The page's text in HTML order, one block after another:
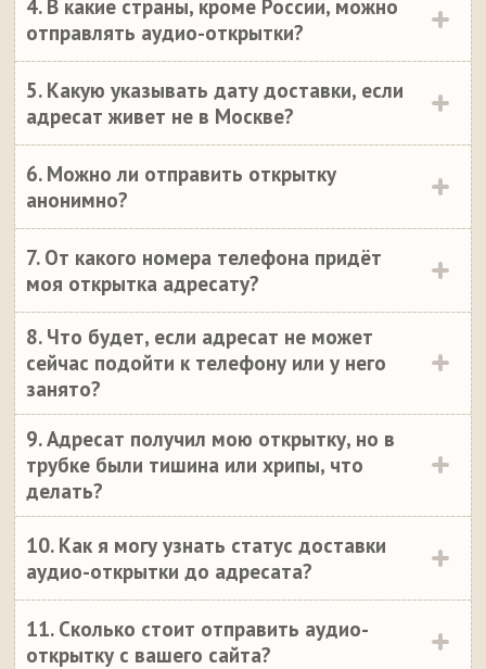
4. В какие страны, кроме России, можно
отправлять аудио-открытки?
5. Какую указывать дату доставки, если
адресат живет не в Москве?
6. Можно ли отправить открытку
анонимно?
7. От какого номера телефона придёт
моя открытка адресату?
8. Что будет, если адресат не может
сейчас подойти к телефону или у него
занято?
9. Адресат получил мою открытку, но в
трубке были тишина или хрипы, что
делать?
10. Как я могу узнать статус доставки
аудио-открытки до адресата?
11. Сколько стоит отправить аудио-
открытку с вашего сайта?